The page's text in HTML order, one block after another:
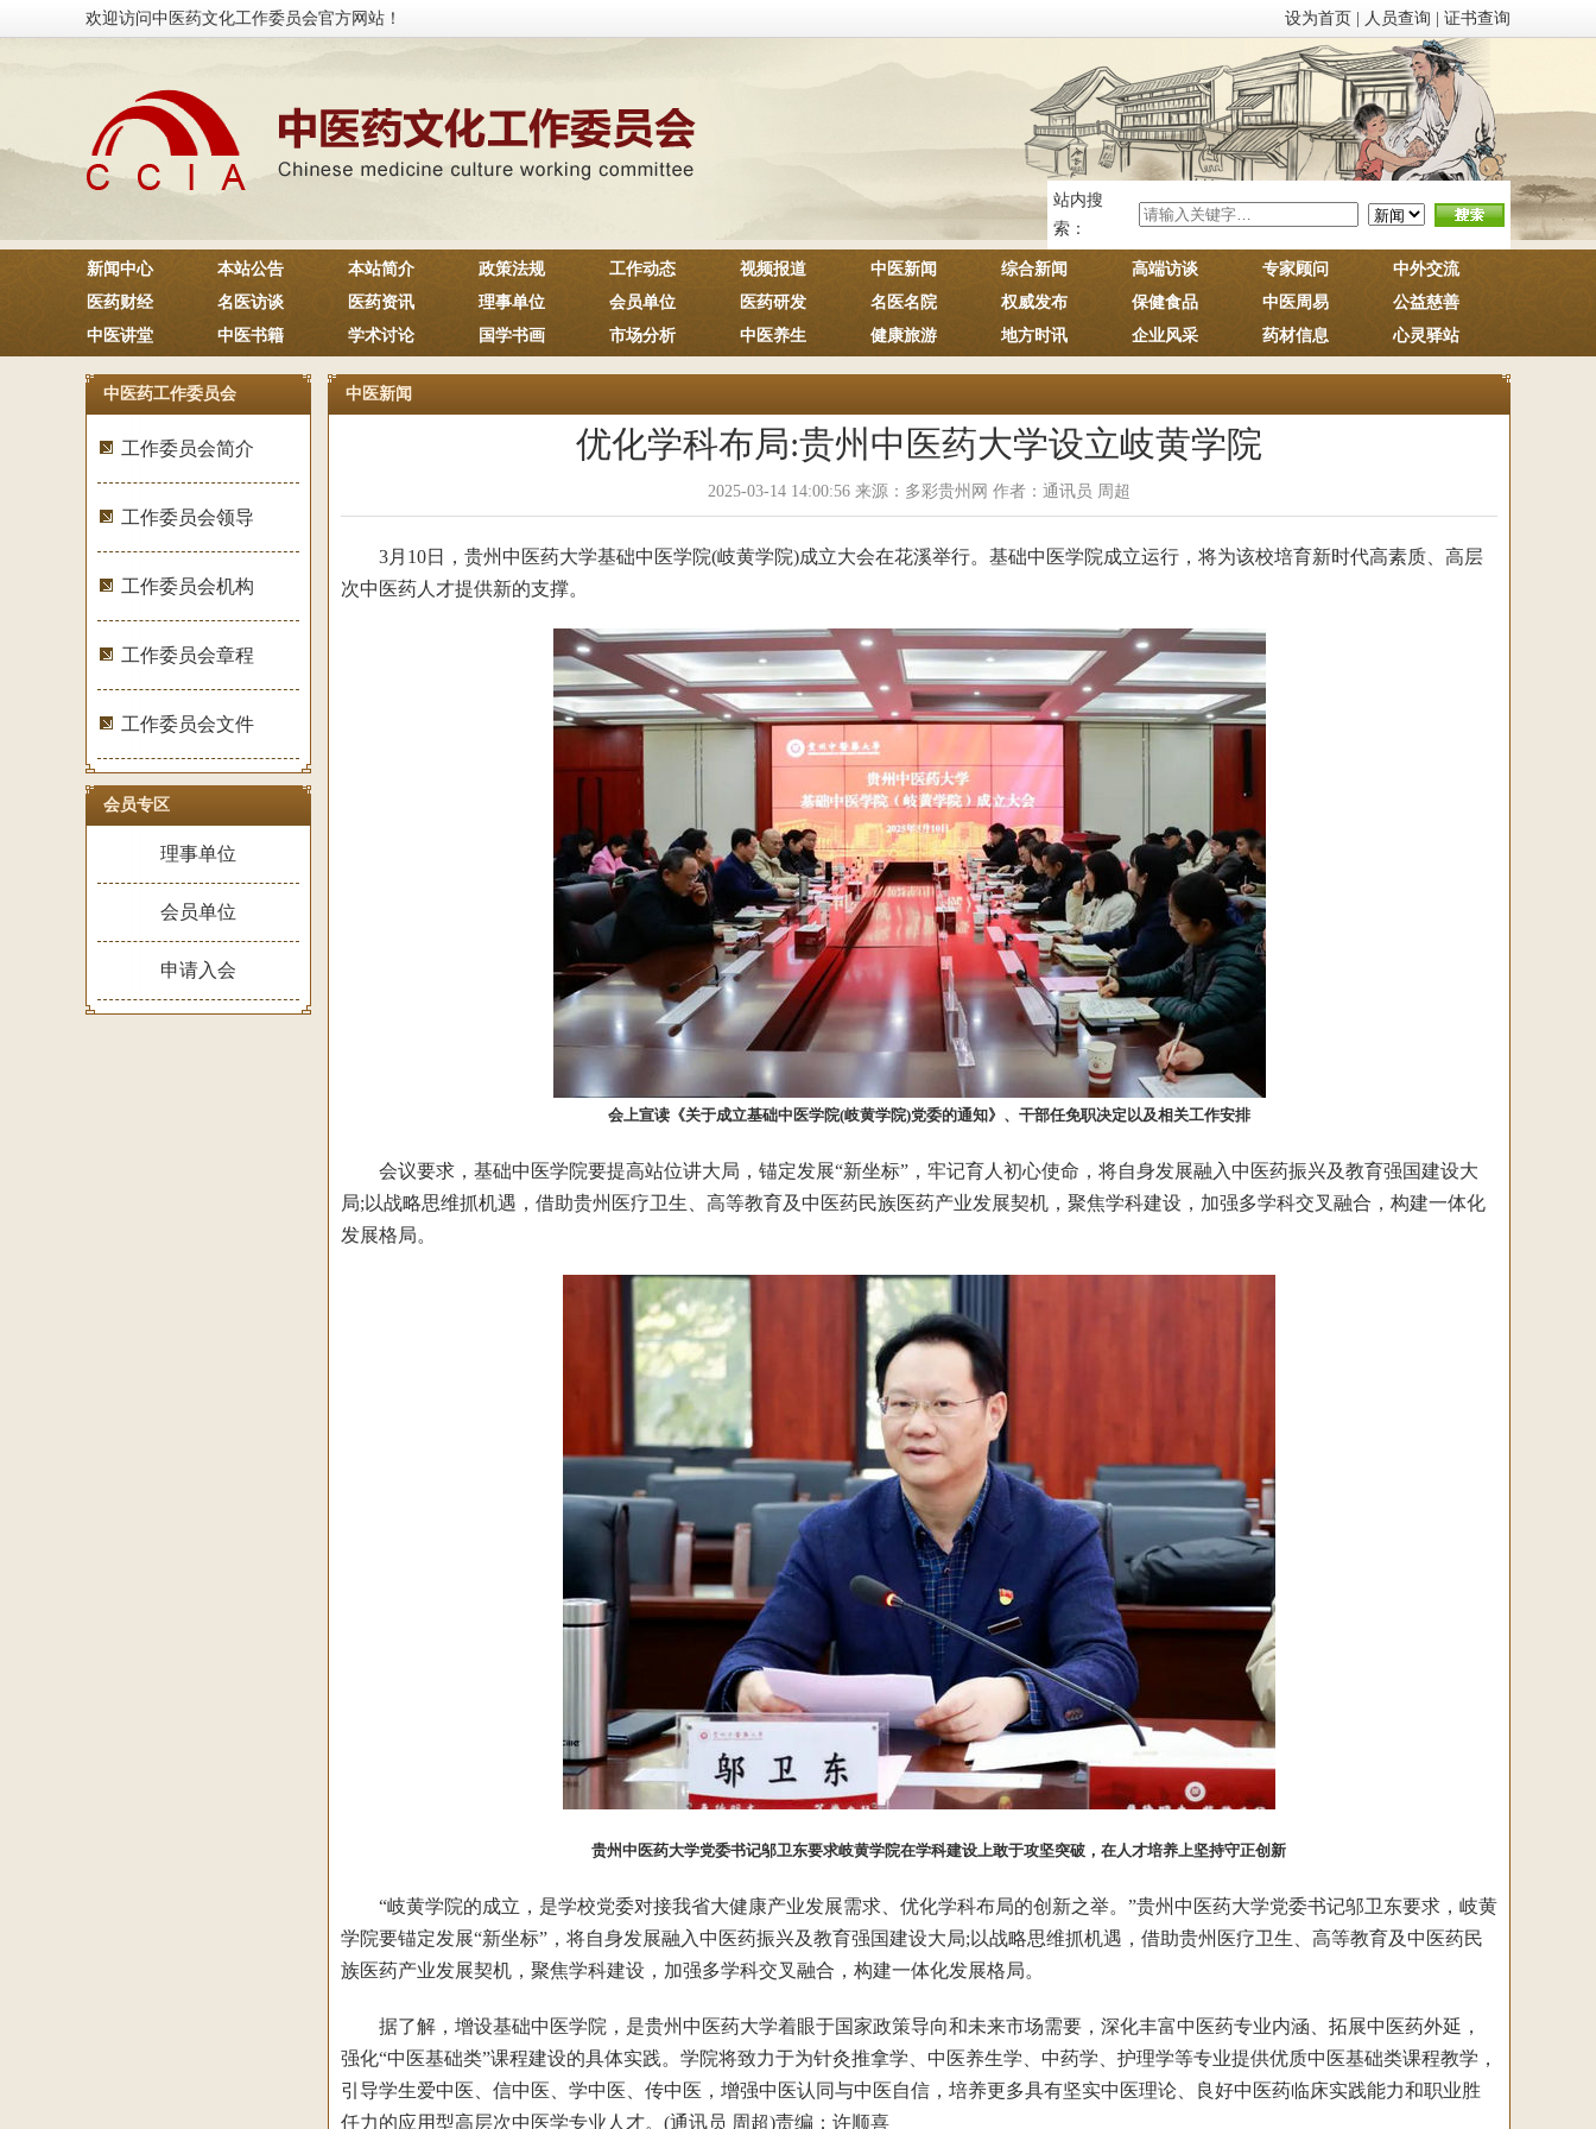
欢迎访问中医药文化工作委员会官方网站！ 设为首页 人员查询 证书查询
站内搜
索：
新闻中心 本站公告 本站简介 政策法规 工作动态 视频报道 中医新闻 综合新闻 高端访谈 专家顾问
中外交流
医药财经
名医访谈 医药资讯 理事单位 会员单位 医药研发 名医名院 权威发布 保健食品 中医周易
公益慈善
中医讲堂
中医书籍 学术讨论 国学书画 市场分析 中医养生 健康旅游 地方时讯 企业风采 药材信息 心灵驿站
中医药工作委员会
工作委员会简介
工作委员会领导
工作委员会机构
工作委员会章程
工作委员会文件
会员专区
理事单位
会员单位
申请入会
中医新闻
优化学科布局:贵州中医药大学设立岐黄学院
2025-03-14 14:00:56 来源：多彩贵州网 作者：通讯员 周超
3月10日，贵州中医药大学基础中医学院(岐黄学院)成立大会在花溪举行。基础中医学院成立运行，将为该校培育新时代高素质、高层
次中医药人才提供新的支撑。
会上宣读《关于成立基础中医学院(岐黄学院)党委的通知》、干部任免职决定以及相关工作安排
会议要求，基础中医学院要提高站位讲大局，锚定发展“新坐标”，牢记育人初心使命，将自身发展融入中医药振兴及教育强国建设大
局;以战略思维抓机遇，借助贵州医疗卫生、高等教育及中医药民族医药产业发展契机，聚焦学科建设，加强多学科交叉融合，构建一体化
发展格局。
贵州中医药大学党委书记邬卫东要求岐黄学院在学科建设上敢于攻坚突破，在人才培养上坚持守正创新
“岐黄学院的成立，是学校党委对接我省大健康产业发展需求、优化学科布局的创新之举。”贵州中医药大学党委书记邬卫东要求，岐黄
学院要锚定发展“新坐标”，将自身发展融入中医药振兴及教育强国建设大局;以战略思维抓机遇，借助贵州医疗卫生、高等教育及中医药民
族医药产业发展契机，聚焦学科建设，加强多学科交叉融合，构建一体化发展格局。
据了解，增设基础中医学院，是贵州中医药大学着眼于国家政策导向和未来市场需要，深化丰富中医药专业内涵、拓展中医药外延，
强化“中医基础类”课程建设的具体实践。学院将致力于为针灸推拿学、中医养生学、中药学、护理学等专业提供优质中医基础类课程教学，
引导学生爱中医、信中医、学中医、传中医，增强中医认同与中医自信，培养更多具有坚实中医理论、良好中医药临床实践能力和职业胜
任力的应用型高层次中医学专业人才。(通讯员 周超)责编：许顺喜